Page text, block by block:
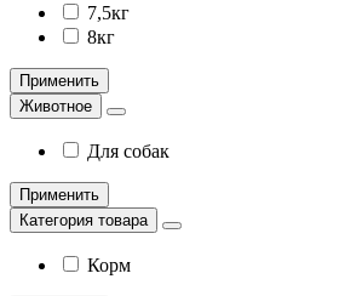
7,5кг
8кг
Применить
Животное
Для собак
Применить
Категория товара
Корм